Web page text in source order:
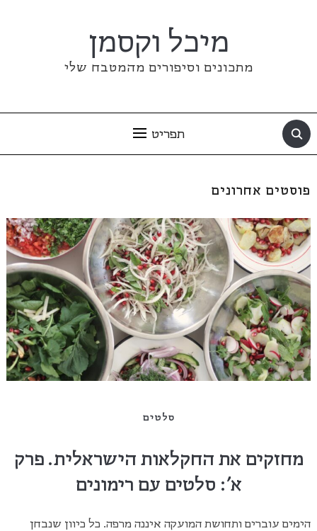
מיכל וקסמן
מתכונים וסיפורים מהמטבח שלי
תפריט
פוסטים אחרונים
סלטים
מחזקים את החקלאות הישראלית. פרק
א': סלטים עם רימונים
הימים עוברים ותחושת המועקה איננה מרפה. כל כיוון שנבחן